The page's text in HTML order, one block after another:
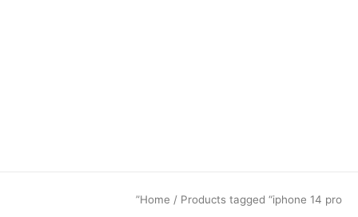
Home / Products tagged “iphone 14 pro”